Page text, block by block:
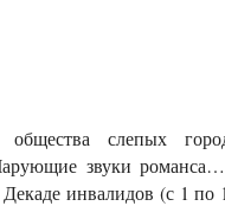
слепых
звуки
инвалидов (с 1 по